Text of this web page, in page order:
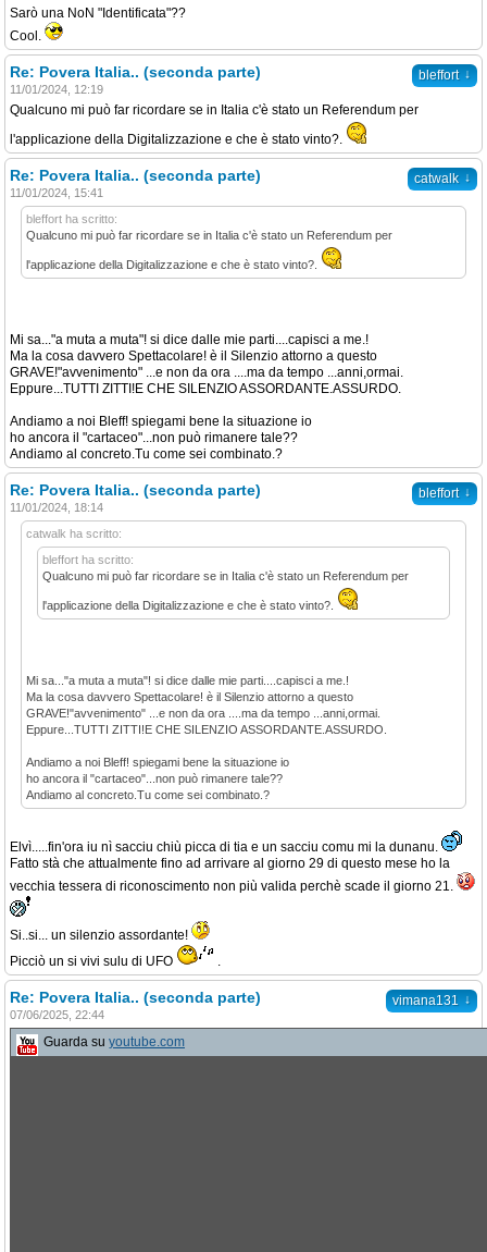
Sarò una NoN "Identificata"??
Cool.
bleffort ↓
Re: Povera Italia.. (seconda parte)
11/01/2024, 12:19
Qualcuno mi può far ricordare se in Italia c'è stato un Referendum per
l'applicazione della Digitalizzazione e che è stato vinto?.
catwalk ↓
Re: Povera Italia.. (seconda parte)
11/01/2024, 15:41
bleffort ha scritto:
Qualcuno mi può far ricordare se in Italia c'è stato un Referendum per
l'applicazione della Digitalizzazione e che è stato vinto?.
Mi sa..."a muta a muta"! si dice dalle mie parti....capisci a me.!
Ma la cosa davvero Spettacolare! è il Silenzio attorno a questo
GRAVE!"avvenimento" ...e non da ora ....ma da tempo ...anni,ormai.
Eppure...TUTTI ZITTI!E CHE SILENZIO ASSORDANTE.ASSURDO.
Andiamo a noi Bleff! spiegami bene la situazione io
ho ancora il "cartaceo"...non può rimanere tale??
Andiamo al concreto.Tu come sei combinato.?
bleffort ↓
Re: Povera Italia.. (seconda parte)
11/01/2024, 18:14
catwalk ha scritto:
bleffort ha scritto:
Qualcuno mi può far ricordare se in Italia c'è stato un Referendum per
l'applicazione della Digitalizzazione e che è stato vinto?.
Mi sa..."a muta a muta"! si dice dalle mie parti....capisci a me.!
Ma la cosa davvero Spettacolare! è il Silenzio attorno a questo
GRAVE!"avvenimento" ...e non da ora ....ma da tempo ...anni,ormai.
Eppure...TUTTI ZITTI!E CHE SILENZIO ASSORDANTE.ASSURDO.
Andiamo a noi Bleff! spiegami bene la situazione io
ho ancora il "cartaceo"...non può rimanere tale??
Andiamo al concreto.Tu come sei combinato.?
Elvì.....fin'ora iu nì sacciu chiù picca di tia e un sacciu comu mi la dunanu.
Fatto stà che attualmente fino ad arrivare al giorno 29 di questo mese ho la
vecchia tessera di riconoscimento non più valida perchè scade il giorno 21.
Si..si... un silenzio assordante!
Picciò un si vivi sulu di UFO
.
vimana131 ↓
Re: Povera Italia.. (seconda parte)
07/06/2025, 22:44
Guarda su youtube.com